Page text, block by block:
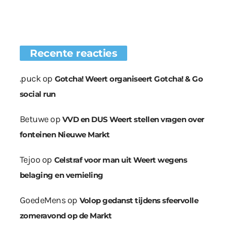
Recente reacties
.puckop Gotcha! Weert organiseert Gotcha! & Go
social run
Betuweop VVD en DUS Weert stellen vragen over
fonteinen Nieuwe Markt
Tejoo op Celstraf voor man uit Weert wegens
belaging en vernieling
GoedeMensop Volop gedanst tijdens sfeervolle
zomeravond op de Markt